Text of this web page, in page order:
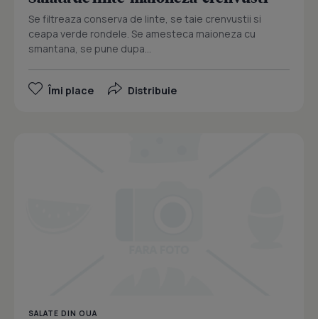
Se filtreaza conserva de linte, se taie crenvustii si
ceapa verde rondele. Se amesteca maioneza cu
smantana, se pune dupa...
Îmi place Distribuie
SALATE DIN OUA